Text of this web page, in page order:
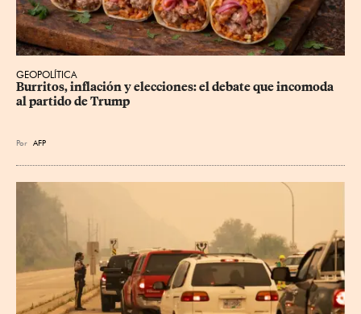
GEOPOLÍTICA
Burritos, inflación y elecciones: el debate que incomoda
al partido de Trump
Por AFP